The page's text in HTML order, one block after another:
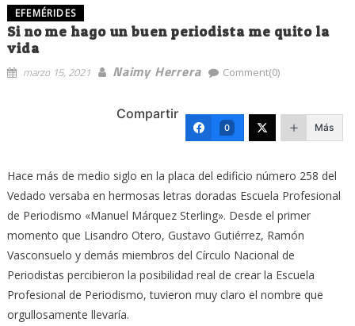
EFEMÉRIDES
Si no me hago un buen periodista me quito la
vida
marzo 15, 2021 Naimy Herrera Comment(0)
Compartir
0 Más
Hace más de medio siglo en la placa del edificio número 258 del
Vedado versaba en hermosas letras doradas Escuela Profesional
de Periodismo «Manuel Márquez Sterling». Desde el primer
momento que Lisandro Otero, Gustavo Gutiérrez, Ramón
Vasconsuelo y demás miembros del Círculo Nacional de
Periodistas percibieron la posibilidad real de crear la Escuela
Profesional de Periodismo, tuvieron muy claro el nombre que
orgullosamente llevaría.